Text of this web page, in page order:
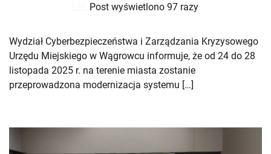
Post wyświetlono 97 razy
Wydział Cyberbezpieczeństwa i Zarządzania Kryzysowego
Urzędu Miejskiego w Wągrowcu informuje, że od 24 do 28
listopada 2025 r. na terenie miasta zostanie
przeprowadzona modernizacja systemu […]